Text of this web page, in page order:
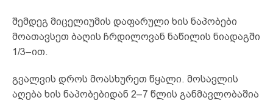
შემდეგ მიცელიუმის დაფარული ხის ნაპობები
მოათავსეთ ბაღის ჩრდილოვან ნაწილის ნიადაგში
1/3–ით.
გვალვის დროს მოასხურეთ წყალი. მოსავლის
აღება ხის ნაპობებიდან 2–7 წლის განმავლობაშია